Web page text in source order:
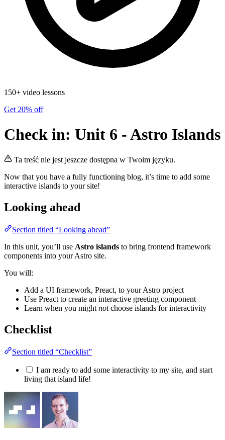
150+ video lessons
Get 20% off
Check in: Unit 6 - Astro Islands
Ta treść nie jest jeszcze dostępna w Twoim języku.
Now that you have a fully functioning blog, it’s time to add some
interactive islands to your site!
Looking ahead
Section titled “Looking ahead”
In this unit, you’ll use Astro islands to bring frontend framework
components into your Astro site.
You will:
Add a UI framework, Preact, to your Astro project
Use Preact to create an interactive greeting component
Learn when you might notchoose islands for interactivity
Checklist
Section titled “Checklist”
I am ready to add some interactivity to my site, and start
living that island life!